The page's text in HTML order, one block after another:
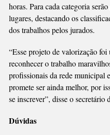
horas. Para cada categoria
lugares, destacando os
dos trabalhos pelos jurados.
“Esse projeto de valorização
reconhecer o trabalho
profissionais da rede municipal
promete ser ainda melhor, por
se inscrever”, disse o secretário
Dúvidas